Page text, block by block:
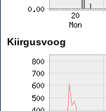
Kiirgusvoog